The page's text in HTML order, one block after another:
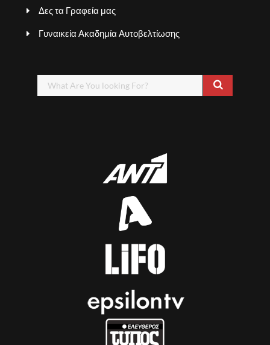
Δες τα Γραφεία μας
Γυναικεία Ακαδημία Αυτοβελτίωσης